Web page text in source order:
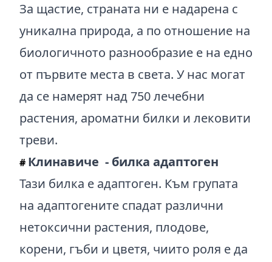
За щастие, страната ни е надарена с
уникална природа, а по отношение на
биологичното разнообразие е на едно
от първите места в света. У нас могат
да се намерят над 750 лечебни
растения, ароматни билки и лековити
треви.
# Клинавиче - билка адаптоген
Тази билка е адаптоген. Към групата
на адаптогените спадат различни
нетоксични растения, плодове,
корени, гъби и цветя, чиито роля е да